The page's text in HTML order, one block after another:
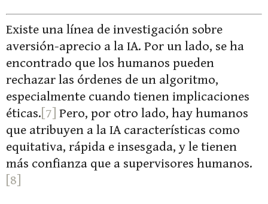
Existe una línea de investigación sobre
aversión-aprecio a la IA. Por un lado, se ha
encontrado que los humanos pueden
rechazar las órdenes de un algoritmo,
especialmente cuando tienen implicaciones
éticas. [7] Pero, por otro lado, hay humanos
que atribuyen a la IA características como
equitativa, rápida e insesgada, y le tienen
más confianza que a supervisores humanos.
[8]